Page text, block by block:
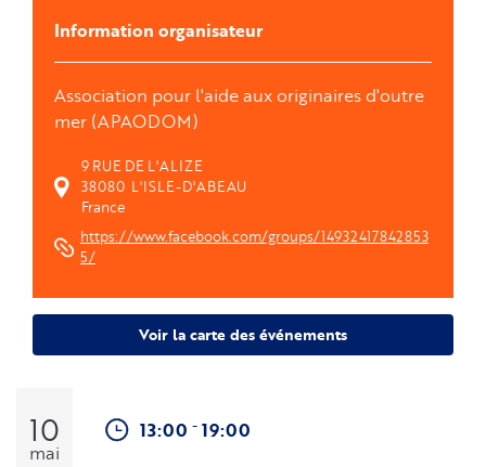
Information organisateur
Association pour l'aide aux originaires d'outre
mer (APAODOM)
9 RUE DE L'ALIZE
38080 L'ISLE-D'ABEAU
France
https://www.facebook.com/groups/14932417842853
5/
Voir la carte des événements
10
mai
13:00 - 19:00